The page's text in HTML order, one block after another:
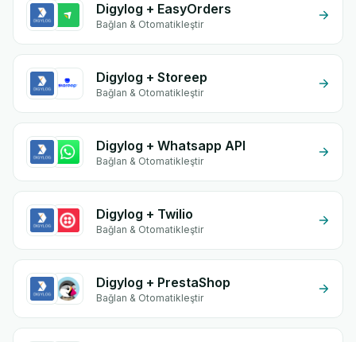
Digylog + EasyOrders
Bağlan & Otomatikleştir
Digylog + Storeep
Bağlan & Otomatikleştir
Digylog + Whatsapp API
Bağlan & Otomatikleştir
Digylog + Twilio
Bağlan & Otomatikleştir
Digylog + PrestaShop
Bağlan & Otomatikleştir